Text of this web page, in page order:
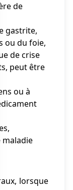
de
gastrite,
ou du foie,
de crise
peut être
ou à
maladie
lorsque